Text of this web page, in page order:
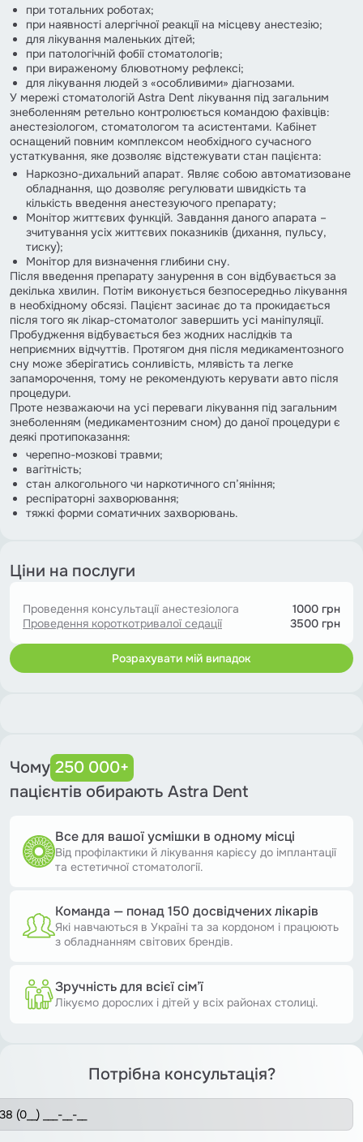
при тотальних роботах;
при наявності алергічної реакції на місцеву анестезію;
для лікування маленьких дітей;
при патологічній фобії стоматологів;
при вираженому блювотному рефлексі;
для лікування людей з «особливими» діагнозами.
У мережі стоматологій Astra Dent лікування під загальним
знеболенням ретельно контролюється командою фахівців:
анестезіологом, стоматологом та асистентами. Кабінет
оснащений повним комплексом необхідного сучасного
устаткування, яке дозволяє відстежувати стан пацієнта:
Наркозно-дихальний апарат. Являє собою автоматизоване
обладнання, що дозволяє регулювати швидкість та
кількість введення анестезуючого препарату;
Монітор життєвих функцій. Завдання даного апарата –
зчитування усіх життєвих показників (дихання, пульсу,
тиску);
Монітор для визначення глибини сну.
Після введення препарату занурення в сон відбувається за
декілька хвилин. Потім виконується безпосередньо лікування
в необхідному обсязі. Пацієнт засинає до та прокидається
після того як лікар-стоматолог завершить усі маніпуляції.
Пробудження відбувається без жодних наслідків та
неприємних відчуттів. Протягом дня після медикаментозного
сну може зберігатись сонливість, млявість та легке
запаморочення, тому не рекомендують керувати авто після
процедури.
Проте незважаючи на усі переваги лікування під загальним
знеболенням (медикаментозним сном) до даної процедури є
деякі протипоказання:
черепно-мозкові травми;
вагітність;
стан алкогольного чи наркотичного сп’яніння;
респіраторні захворювання;
тяжкі форми соматичних захворювань.
Ціни на послуги
Проведення консультації анестезіолога
1000 грн
Проведення короткотривалої седації
3500 грн
Розрахувати мій випадок
Чому 250 000+
пацієнтів обирають Astra Dent
Все для вашої усмішки в одному місці
Від профілактики й лікування карієсу до імплантації
та естетичної стоматології.
Команда — понад 150 досвідчених лікарів
Які навчаються в Україні та за кордоном і працюють
з обладнанням світових брендів.
Зручність для всієї сім’ї
Лікуємо дорослих і дітей у всіх районах столиці.
Потрібна консультація?